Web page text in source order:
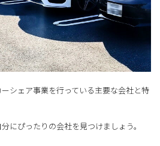
シェア事業を行っている主要な会社と特
にぴったりの会社を見つけましょう。